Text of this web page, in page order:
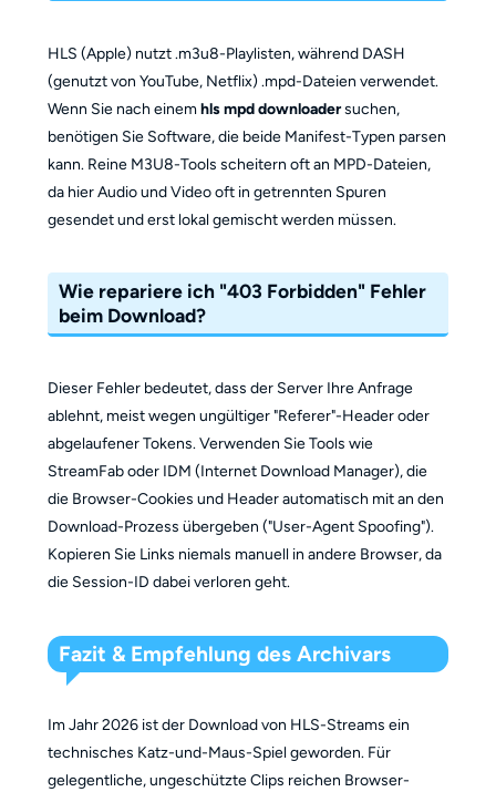
HLS (Apple) nutzt .m3u8-Playlisten, während DASH
(genutzt von YouTube, Netflix) .mpd-Dateien verwendet.
Wenn Sie nach einemhls mpd downloadersuchen,
benötigen Sie Software, die beide Manifest-Typen parsen
kann. Reine M3U8-Tools scheitern oft an MPD-Dateien,
da hier Audio und Video oft in getrennten Spuren
gesendet und erst lokal gemischt werden müssen.
Wie repariere ich "403 Forbidden" Fehler
beim Download?
Dieser Fehler bedeutet, dass der Server Ihre Anfrage
ablehnt, meist wegen ungültiger "Referer"-Header oder
abgelaufener Tokens. Verwenden Sie Tools wie
StreamFab oder IDM (Internet Download Manager), die
die Browser-Cookies und Header automatisch mit an den
Download-Prozess übergeben ("User-Agent Spoofing").
Kopieren Sie Links niemals manuell in andere Browser, da
die Session-ID dabei verloren geht.
Fazit & Empfehlung des Archivars
Im Jahr 2026 ist der Download von HLS-Streams ein
technisches Katz-und-Maus-Spiel geworden. Für
gelegentliche, ungeschützte Clips reichen Browser-